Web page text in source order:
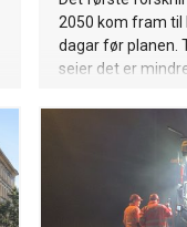
2050 kom fram til
dagar før planen.
seier det er